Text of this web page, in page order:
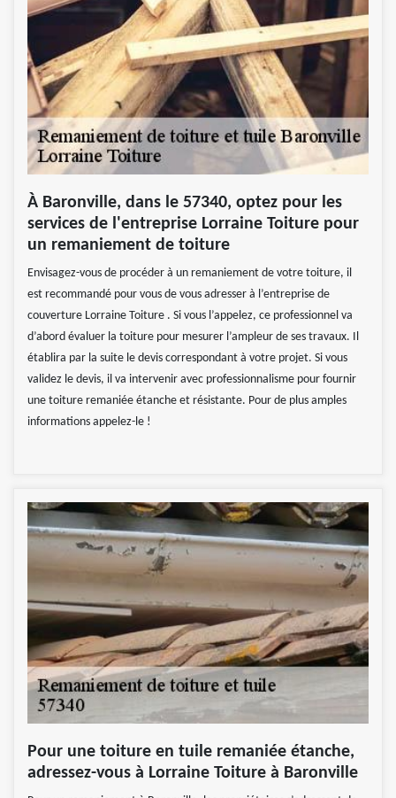
À Baronville, dans le 57340, optez pour les
services de l'entreprise Lorraine Toiture pour
un remaniement de toiture
Envisagez-vous de procéder à un remaniement de votre toiture, il
est recommandé pour vous de vous adresser à l’entreprise de
couverture Lorraine Toiture . Si vous l’appelez, ce professionnel va
d’abord évaluer la toiture pour mesurer l’ampleur de ses travaux. Il
établira par la suite le devis correspondant à votre projet. Si vous
validez le devis, il va intervenir avec professionnalisme pour fournir
une toiture remaniée étanche et résistante. Pour de plus amples
informations appelez-le !
Pour une toiture en tuile remaniée étanche,
adressez-vous à Lorraine Toiture à Baronville